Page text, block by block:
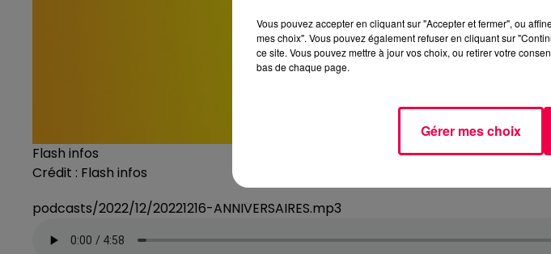
Flash infos
Crédit : Flash infos
podcasts/2022/12/20221216-ANNIVERSAIRES.mp3
Vous pouvez accepter en cliquant sur "Accepter et fermer", ou
mes choix". Vous pouvez également refuser en cliquant sur
ce site. Vous pouvez mettre à jour vos choix, ou retirer votre
bas de chaque page.
Gérer mes choix